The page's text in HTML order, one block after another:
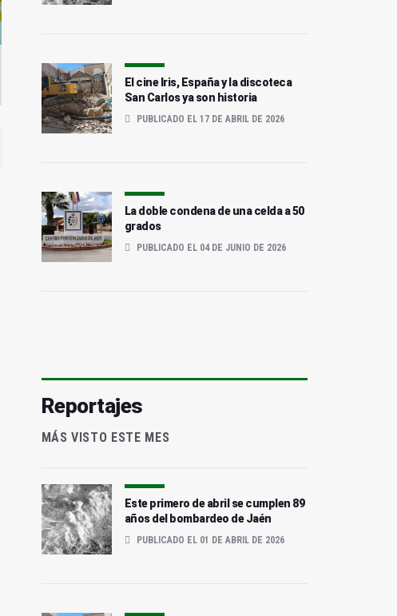
El cine Iris, España y la discoteca
San Carlos ya son historia
PUBLICADO EL 17 DE ABRIL DE 2026
La doble condena de una celda a 50
grados
PUBLICADO EL 04 DE JUNIO DE 2026
Reportajes
MÁS VISTO ESTE MES
Este primero de abril se cumplen 89
años del bombardeo de Jaén
PUBLICADO EL 01 DE ABRIL DE 2026